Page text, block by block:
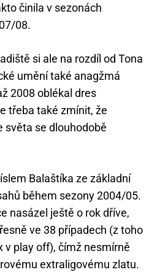
činila v sezonách
08.
si ale na rozdíl od Tona
umění také anagžmá
2008 oblékal dres
třeba také zmínit, že
světa se dlouhodobě
Balaštíka ze základní
během sezony 2004/05.
nasázel ještě o rok dříve,
ve 38 případech (z toho
v play off), čímž nesmírně
extraligovému zlatu.